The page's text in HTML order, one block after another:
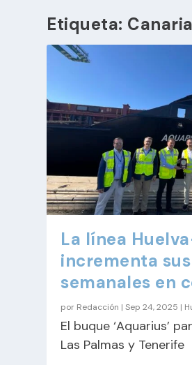
Etiqueta:
La línea
incrementa
semanales en
por Redacción |Sep 24, 2025 |
El buque ‘Aquarius’
Las Palmas y Tenerife